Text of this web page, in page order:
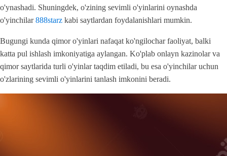
o'ynashadi. Shuningdek, o'zining sevimli o'yinlarini oynashda
o'yinchilar888starz kabi saytlardan foydalanishlari mumkin.
Bugungi kunda qimor o'yinlari nafaqat ko'ngilochar faoliyat, balki
katta pul ishlash imkoniyatiga aylangan. Ko'plab onlayn kazinolar va
qimor saytlarida turli o'yinlar taqdim etiladi, bu esa o'yinchilar uchun
o'zlarining sevimli o'yinlarini tanlash imkonini beradi.